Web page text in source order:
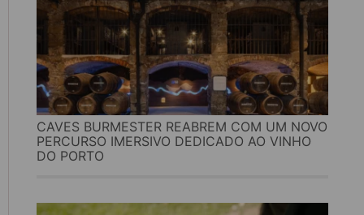
CAVES BURMESTER REABREM COM UM NOVO
PERCURSO IMERSIVO DEDICADO AO VINHO
DO PORTO